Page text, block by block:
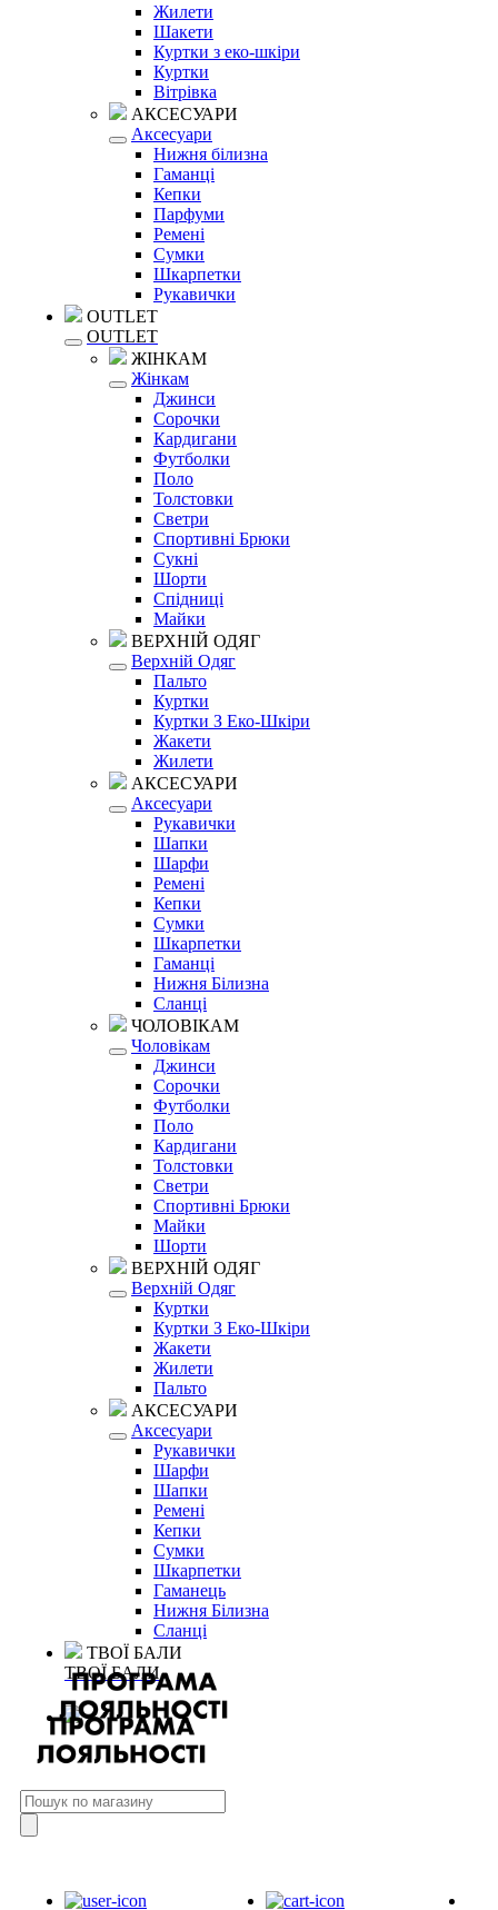
Жилети
Шакети
Куртки з еко-шкіри
Куртки
Вітрівка
АКСЕСУАРИ
Аксесуари
Нижня білизна
Гаманці
Кепки
Парфуми
Ремені
Сумки
Шкарпетки
Рукавички
OUTLET
OUTLET
ЖІНКАМ
Жінкам
Джинси
Сорочки
Кардигани
Футболки
Поло
Толстовки
Светри
Спортивні Брюки
Сукні
Шорти
Спідниці
Майки
ВЕРХНІЙ ОДЯГ
Верхній Одяг
Пальто
Куртки
Куртки З Еко-Шкіри
Жакети
Жилети
АКСЕСУАРИ
Аксесуари
Рукавички
Шапки
Шарфи
Ремені
Кепки
Сумки
Шкарпетки
Гаманці
Нижня Білизна
Сланці
ЧОЛОВІКАМ
Чоловікам
Джинси
Сорочки
Футболки
Поло
Кардигани
Толстовки
Светри
Спортивні Брюки
Майки
Шорти
ВЕРХНІЙ ОДЯГ
Верхній Одяг
Куртки
Куртки З Еко-Шкіри
Жакети
Жилети
Пальто
АКСЕСУАРИ
Аксесуари
Рукавички
Шарфи
Шапки
Ремені
Кепки
Сумки
Шкарпетки
Гаманець
Нижня Білизна
Сланці
ТВОЇ БАЛИ
ТВОЇ БАЛИ